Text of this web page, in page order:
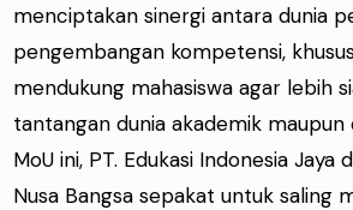
menciptakan sinergi antara dunia
pengembangan kompetensi,
mendukung mahasiswa agar lebih
tantangan dunia akademik maupun
MoU ini, PT. Edukasi Indonesia Jaya
Nusa Bangsa sepakat untuk saling